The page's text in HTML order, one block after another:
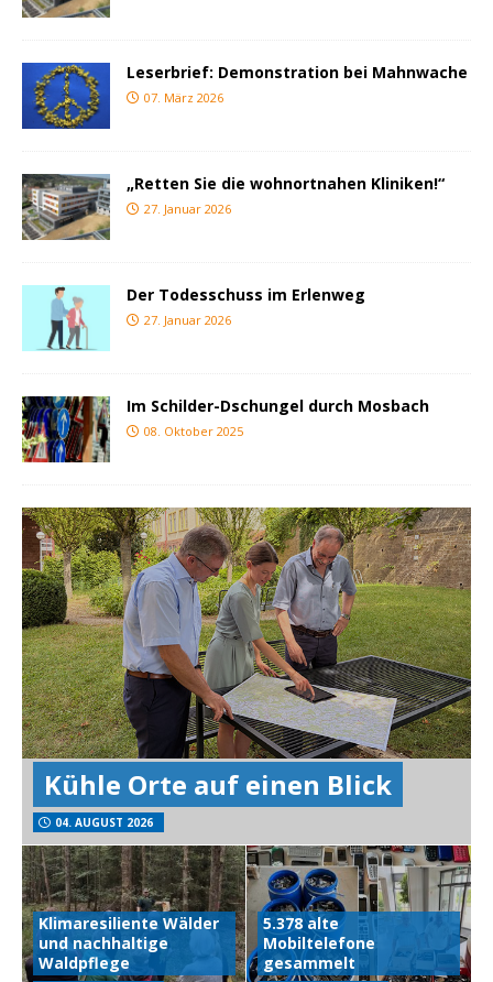
Leserbrief: Demonstration bei Mahnwache
07. März 2026
„Retten Sie die wohnortnahen Kliniken!“
27. Januar 2026
Der Todesschuss im Erlenweg
27. Januar 2026
Im Schilder-Dschungel durch Mosbach
08. Oktober 2025
Kühle Orte auf einen Blick
04. AUGUST 2026
Klimaresiliente Wälder
und nachhaltige
Waldpflege
5.378 alte
Mobiltelefone
gesammelt